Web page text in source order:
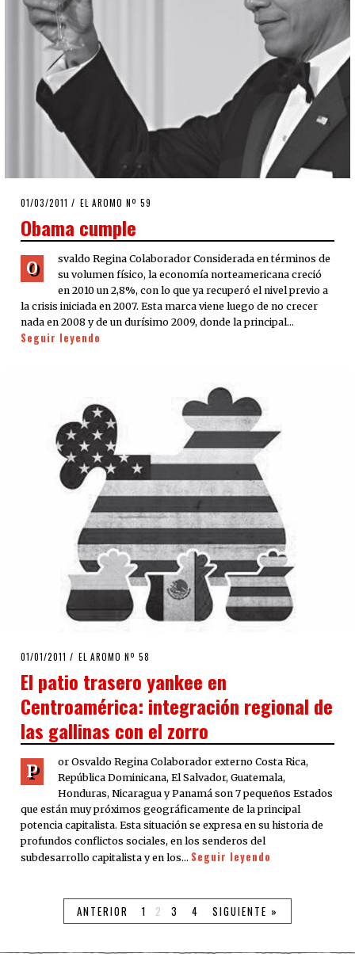
POSTED
01/03/2011 08/08/2020
EL AROMO Nº 59
Obama cumple
O
svaldo Regina Colaborador Considerada en términos de
su volumen físico, la economía norteamericana creció
en 2010 un 2,8%, con lo que ya recuperó el nivel previo a
la crisis iniciada en 2007. Esta marca viene luego de no crecer
nada en 2008 y de un durísimo 2009, donde la principal…
Seguir leyendo
POSTED
01/01/2011 08/08/2020
EL AROMO Nº 58
El patio trasero yankee en
Centroamérica: integración regional de
las gallinas con el zorro
P
or Osvaldo Regina Colaborador externo Costa Rica,
República Dominicana, El Salvador, Guatemala,
Honduras, Nicaragua y Panamá son 7 pequeños Estados
que están muy próximos geográficamente de la principal
potencia capitalista. Esta situación se expresa en su historia de
profundos conflictos sociales, en los senderos del
subdesarrollo capitalista y en los… Seguir leyendo
ANTERIOR 1 2 3 4 SIGUIENTE »